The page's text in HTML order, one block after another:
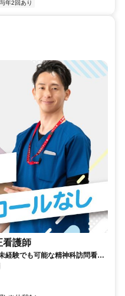
年2回あり
看護師
経験でも可能な精神科訪問看護